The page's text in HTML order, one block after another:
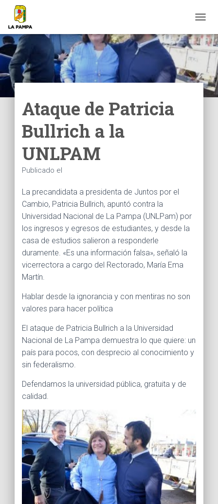
A
M
B
R
M
O
Ataque de Patricia
Bullrich a la
UNLPAM
Publicado el
La precandidata a presidenta de Juntos por el
Cambio, Patricia Bullrich, apuntó contra la
Universidad Nacional de La Pampa (UNLPam) por
los ingresos y egresos de estudiantes, y desde la
casa de estudios salieron a responderle
duramente. «Es una información falsa», señaló la
vicerrectora a cargo del Rectorado, María Ema
Martín.
Hablar desde la ignorancia y con mentiras no son
valores para hacer política
El ataque de Patricia Bullrich a la Universidad
Nacional de La Pampa demuestra lo que quiere: un
país para pocos, con desprecio al conocimiento y
sin federalismo.
Defendamos la universidad pública, gratuita y de
calidad.